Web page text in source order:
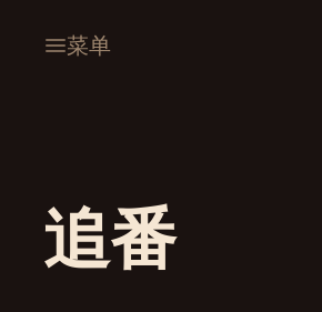
菜单
追番